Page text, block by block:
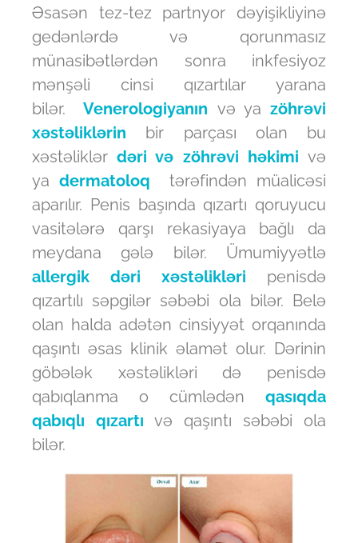
Əsasən tez-tez partnyor dəyişikliyinə
gedənlərdə və qorunmasız
münasibətlərdən sonra inkfesiyoz
mənşəli cinsi qızartılar yarana
bilər.Venerologiyanın və yazöhrəvi
xəstəliklərin bir parçası olan bu
xəstəliklərdəri və zöhrəvi həkimi və
ya dermatoloq tərəfindən müalicəsi
aparılır. Penis başında qızartı qoruyucu
vasitələrə qarşı rekasiyaya bağlı da
meydana gələ bilər. Ümumiyyətlə
allergik dəri xəstəlikləri penisdə
qızartılı səpgilər səbəbi ola bilər. Belə
olan halda adətən cinsiyyət orqanında
qaşıntı əsas klinik əlamət olur. Dərinin
göbələk xəstəlikləri də penisdə
qabıqlanma o cümlədən qasıqda
qabıqlı qızartı və qaşıntı səbəbi ola
bilər.